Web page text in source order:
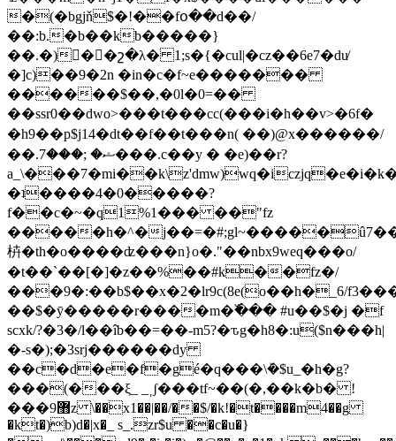
�(�bgjň$�!��fօ��d��/
��:b.�b��kb�����}
��.�)�ٔ�շ�λ� 1;s�{�cul|�cz��6e7�du̸
�]c)��9�2n �in�c�f~e�������
������$��,�0l�0=��
��sѕr0��dwo>���t���cc(�� �i�h��v>�6f�
�h9��p$j14�dt��f��t���n( ��)@x������/
��.ޝ� ;���7���.c��y � �e)��r?
�ʇ����4�0�����?
f��c�~�q1%1��� ��"fz
�����h�^�
枿�th�o����ʣ���n}o�."��nbx9weq���o/
�t��`��[�]�z��%��#k��fz�/
���9�:��b$��x�2�lr9c(8e(o��h�_6/
��$�ȳ�����r����m�߰��� #u��$�j �f
scxk/?�3�/l��îb��=��-m5?�ԏg�h8�:u($n���h|
�-s�);�3srj������dy
��c�d�e�f�gé�q���\ܰ�$u_�h�g?
���(���ξ_ _ˌʃ���tf~��(�,��k�b� !
���޻9z \��x1��|��/��$/�k!�t����m4��g
�kt�)b)d�|x�_ s_.zr$u ��c�u�}